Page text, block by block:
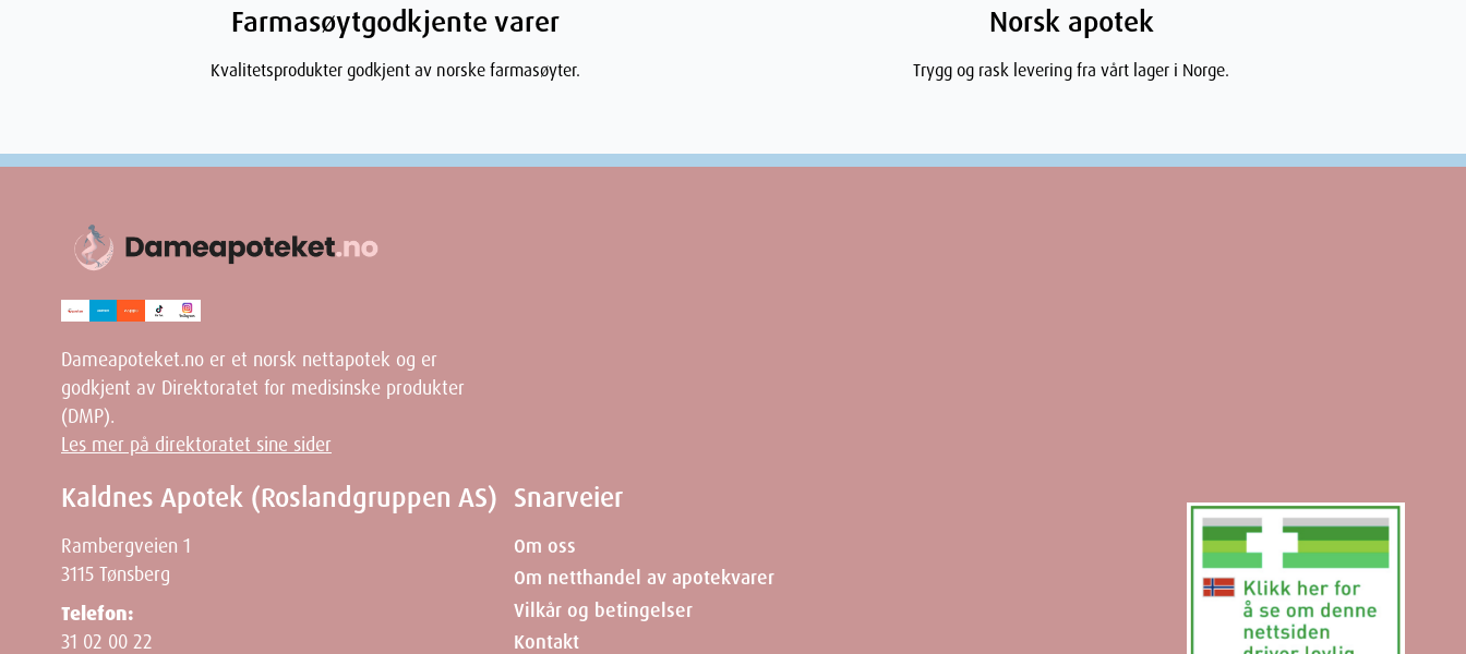
Farmasøytgodkjente varer
Kvalitetsprodukter godkjent av norske farmasøyter.
Norsk apotek
Trygg og rask levering fra vårt lager i Norge.
Dameapoteket.no er et norsk nettapotek og er
godkjent av Direktoratet for medisinske produkter
(DMP).
Les mer på direktoratet sine sider
Kaldnes Apotek (Roslandgruppen AS)
Rambergveien 1
3115 Tønsberg
Telefon:
31 02 00 22
Snarveier
Om oss
Om netthandel av apotekvarer
Vilkår og betingelser
Kontakt